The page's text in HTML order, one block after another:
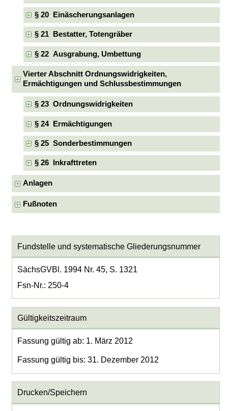
§ 20 Einäscherungsanlagen
§ 21 Bestatter, Totengräber
§ 22 Ausgrabung, Umbettung
Vierter Abschnitt Ordnungswidrigkeiten,
Ermächtigungen und Schlussbestimmungen
§ 23 Ordnungswidrigkeiten
§ 24 Ermächtigungen
§ 25 Sonderbestimmungen
§ 26 Inkrafttreten
Anlagen
Fußnoten
Fundstelle und systematische Gliederungsnummer
SächsGVBl. 1994 Nr. 45, S. 1321
Fsn-Nr.: 250-4
Gültigkeitszeitraum
Fassung gültig ab: 1. März 2012
Fassung gültig bis: 31. Dezember 2012
Drucken/Speichern